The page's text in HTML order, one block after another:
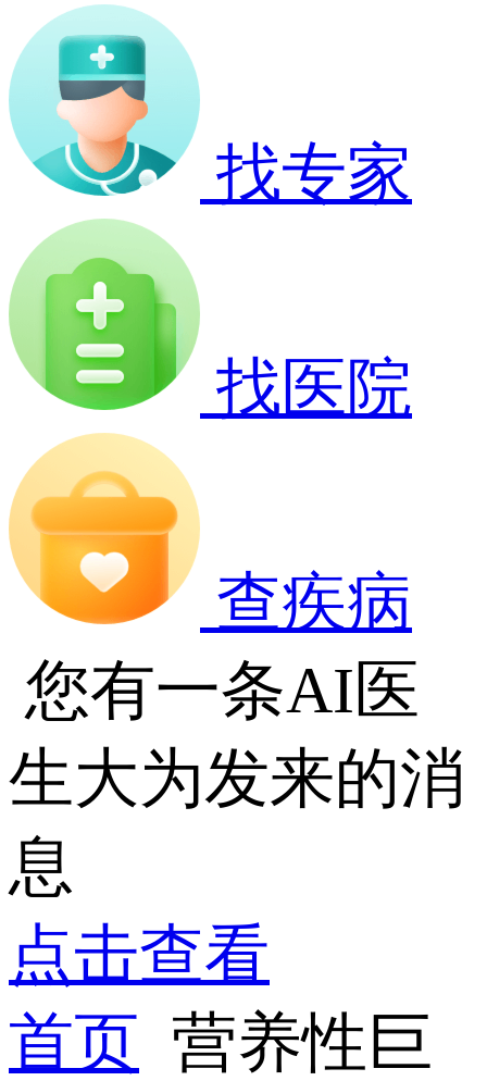
找专家
找医院
查疾病
您有一条AI医
生大为发来的消
息
点击查看
首页 营养性巨